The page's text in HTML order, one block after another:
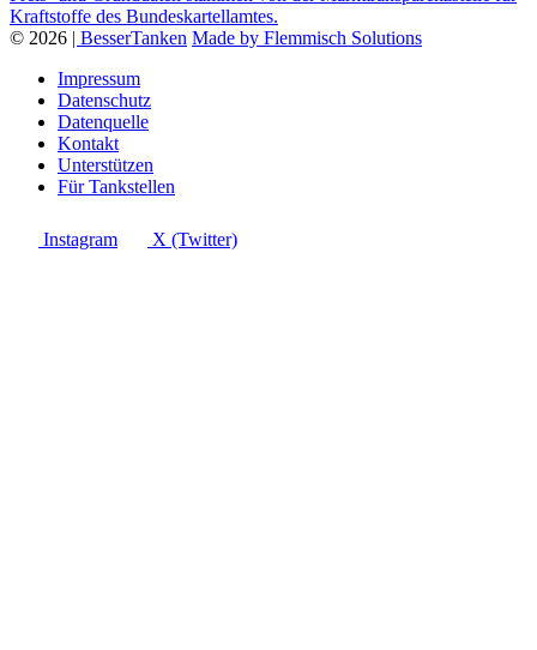
Kraftstoffe des Bundeskartellamtes.
© 2026 | BesserTanken Made by Flemmisch Solutions
Impressum
Datenschutz
Datenquelle
Kontakt
Unterstützen
Für Tankstellen
Instagram X (Twitter)